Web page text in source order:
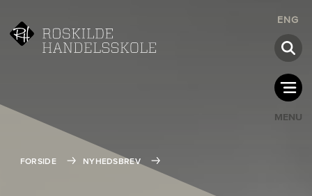
ENG
FORSIDE NYHEDSBREV
MENU